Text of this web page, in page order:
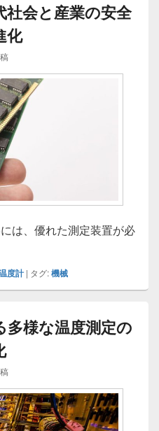
会と産業の安全
化
は、優れた測定装置が必
度計 | タグ:機械
様な温度測定の